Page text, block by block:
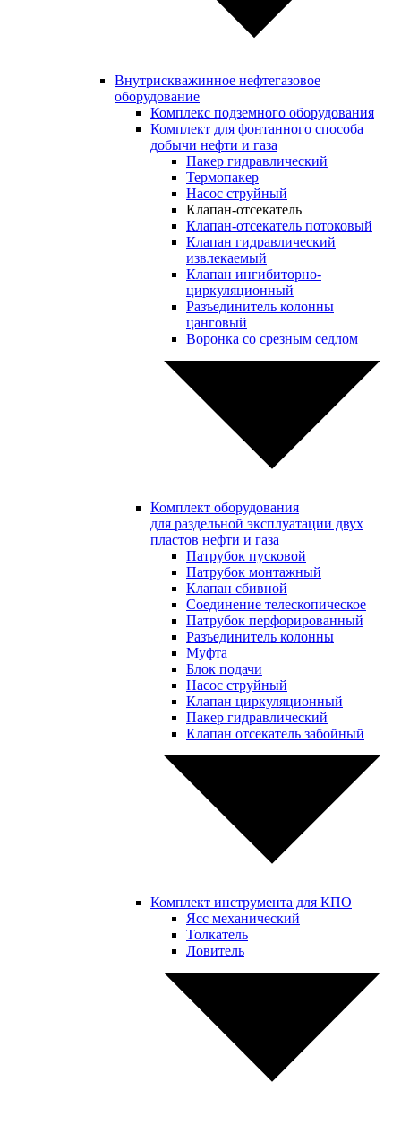
Внутрискважинное нефтегазовое
оборудование
Комплекс подземного оборудования
Комплект для фонтанного способа
добычи нефти и газа
Пакер гидравлический
Термопакер
Насос струйный
Клапан-отсекатель
Клапан-отсекатель потоковый
Клапан гидравлический
извлекаемый
Клапан ингибиторно-
циркуляционный
Разъединитель колонны
цанговый
Воронка со срезным седлом
Комплект оборудования
для раздельной эксплуатации двух
пластов нефти и газа
Патрубок пусковой
Патрубок монтажный
Клапан сбивной
Соединение телескопическое
Патрубок перфорированный
Разъединитель колонны
Муфта
Блок подачи
Насос струйный
Клапан циркуляционный
Пакер гидравлический
Клапан отсекатель забойный
Комплект инструмента для КПО
Ясс механический
Толкатель
Ловитель